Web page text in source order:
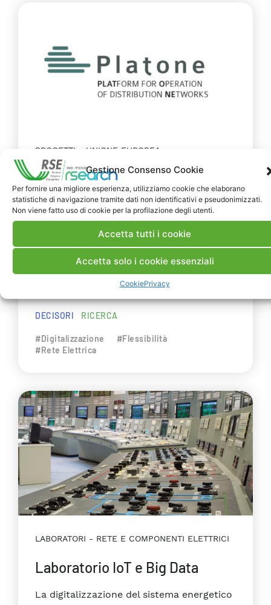
Gestione Consenso Cookie
Per fornire una migliore esperienza, utilizziamo cookie che elaborano
statistiche di navigazione tramite dati non identificativi e pseudonimizzati.
Non viene fatto uso di cookie per la profilazione degli utenti.
Accetta tutti i cookie
Accetta solo i cookie essenziali
CookiePrivacy
PROGETTI UNIONE EUROPEA
2019
PLATform for Operation of
distribution NEtworks
PLATONE PLATform for Operation of
Distribution Networks – è un progetto
europeo quadriennale finanziato dal
programma Horizon 2020.
DECISORI RICERCA
#Digitalizzazione
#Flessibilità
#Rete Elettrica
LABORATORI RETE E COMPONENTI ELETTRICI
Laboratorio IoT e Big Data
La digitalizzazione del sistema energetico